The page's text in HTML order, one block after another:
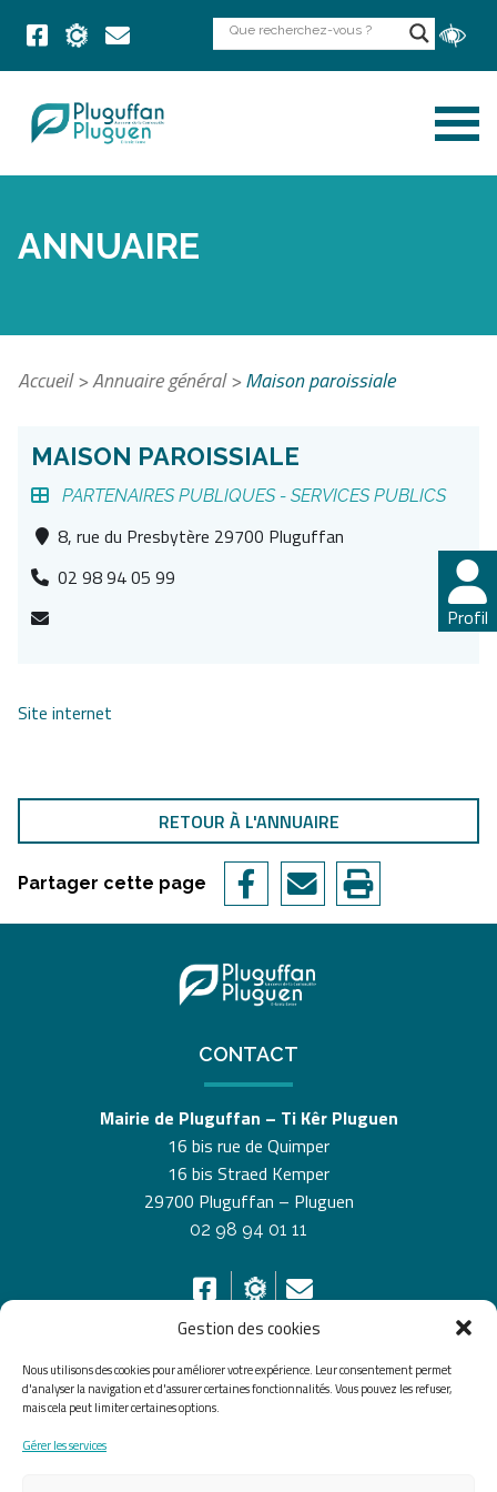
Gestion des cookies
Nous utilisons des cookies pour améliorer votre expérience. Leur consentement permet
d'analyser la navigation et d'assurer certaines fonctionnalités. Vous pouvez les refuser,
mais cela peut limiter certaines options.
Gérer les services
ANNUAIRE
Accueil>Annuaire général>Maison paroissiale
MAISON PAROISSIALE
PARTENAIRES PUBLIQUES - SERVICES PUBLICS
8, rue du Presbytère 29700 Pluguffan
02 98 94 05 99
Site internet
RETOUR À L'ANNUAIRE
Partager cette page
Profil
CONTACT
Mairie de Pluguffan – Ti Kêr Pluguen
16 bis rue de Quimper
16 bis Straed Kemper
29700 Pluguffan – Pluguen
02 98 94 01 11
HORAIRES D’OUVERTURE
Du lundi au vendredi de 8h30 à 12h30 et de 13h30 à